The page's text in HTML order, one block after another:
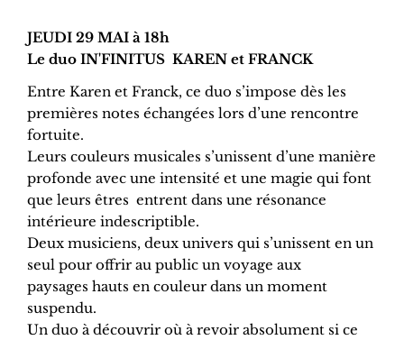
JEUDI 29 MAI à 18h
Le duo IN'FINITUS KAREN et FRANCK
Entre Karen et Franck, ce duo s’impose dès les
premières notes échangées lors d’une rencontre
fortuite.
Leurs couleurs musicales s’unissent d’une manière
profonde avec une intensité et une magie qui font
que leurs êtres entrent dans une résonance
intérieure indescriptible.
Deux musiciens, deux univers qui s’unissent en un
seul pour offrir au public un voyage aux
paysages hauts en couleur dans un moment
suspendu.
Un duo à découvrir où à revoir absolument si ce